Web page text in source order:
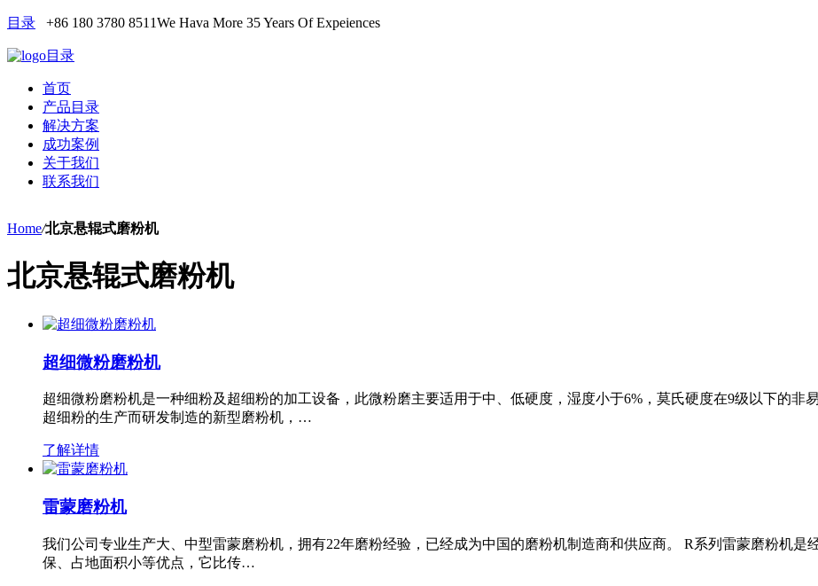
目录 +86 180 3780 8511We Hava More 35 Years Of Expeiences
目录
首页
产品目录
解决方案
成功案例
关于我们
联系我们
Home/北京悬辊式磨粉机
北京悬辊式磨粉机
超细微粉磨粉机
超细微粉磨粉机是一种细粉及超细粉的加工设备，此微粉磨主要适用于中、低硬度，湿度小于6%，莫氏硬度在9级以下的非
超细粉的生产而研发制造的新型磨粉机，…
了解详情
雷蒙磨粉机
我们公司专业生产大、中型雷蒙磨粉机，拥有22年磨粉经验，已经成为中国的磨粉机制造商和供应商。 R系列雷蒙磨粉机
保、占地面积小等优点，它比传…